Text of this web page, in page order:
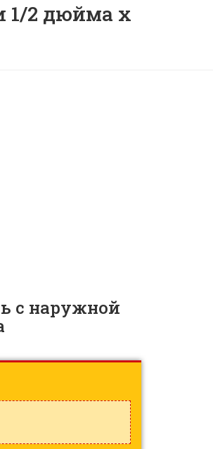
1/2 дюйма x
с наружной